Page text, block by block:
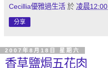
Cecillia優雅過生活 於 凌晨12:00
分享
2007年8月18日 星期六
香草鹽焗五花肉